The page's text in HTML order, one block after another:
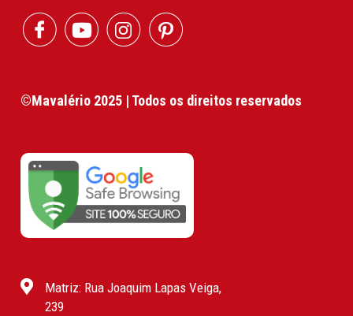
©Mavalério 2025 | Todos os direitos reservados
Matriz: Rua Joaquim Lapas Veiga,
239